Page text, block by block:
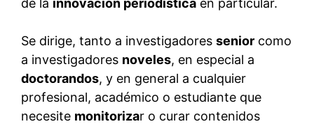
Se dirige, tanto a investigadores senior como
a investigadores noveles, en especial a
doctorandos, y en general a cualquier
profesional, académico o estudiante que
necesite monitorizar o curar contenidos